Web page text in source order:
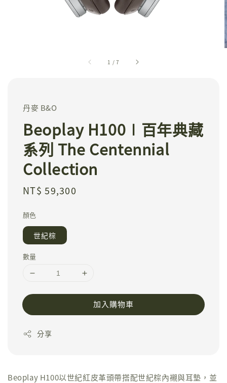
1 /7
丹麥 B&O
Beoplay H100∣百年典藏
系列 The Centennial
Collection
Regular
NT$ 59,300
顏色
世紀棕
數量
加入購物車
分享
Beoplay H100以世紀紅皮革頭帶搭配世紀棕內襯與耳墊，並